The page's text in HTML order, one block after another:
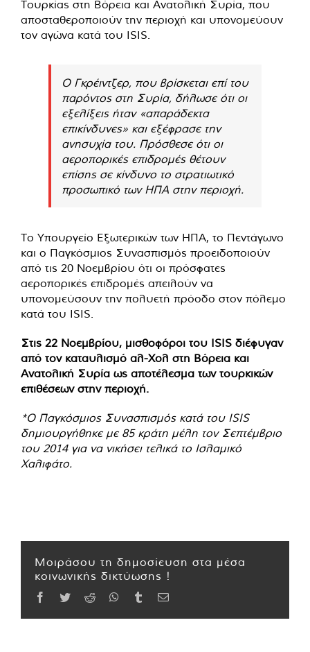
Τουρκίας στη Βόρεια και Ανατολική Συρία, που
αποσταθεροποιούν την περιοχή και υπονομεύουν
τον αγώνα κατά του ISIS.
Ο Γκρέιντζερ, που βρίσκεται επί του
παρόντος στη Συρία, δήλωσε ότι οι
εξελίξεις ήταν «απαράδεκτα
επικίνδυνες» και εξέφρασε την
ανησυχία του. Πρόσθεσε ότι οι
αεροπορικές επιδρομές θέτουν
επίσης σε κίνδυνο το στρατιωτικό
προσωπικό των ΗΠΑ στην περιοχή.
Το Υπουργείο Εξωτερικών των ΗΠΑ, το Πεντάγωνο
και ο Παγκόσμιος Συνασπισμός προειδοποιούν
από τις 20 Νοεμβρίου ότι οι πρόσφατες
αεροπορικές επιδρομές απειλούν να
υπονομεύσουν την πολυετή πρόοδο στον πόλεμο
κατά του ISIS.
Στις 22 Νοεμβρίου, μισθοφόροι του ISIS διέφυγαν
από τον καταυλισμό αλ-Χολ στη Βόρεια και
Ανατολική Συρία ως αποτέλεσμα των τουρκικών
επιθέσεων στην περιοχή.
*Ο Παγκόσμιος Συνασπισμός κατά του ISIS
δημιουργήθηκε με 85 κράτη μέλη τον Σεπτέμβριο
του 2014 για να νικήσει τελικά το Ισλαμικό
Χαλιφάτο.
Μοιράσου τη δημοσίευση στα μέσα
κοινωνικής δικτύωσης !
Facebook
TwitterReddit WhatsApp
TumblrEmail